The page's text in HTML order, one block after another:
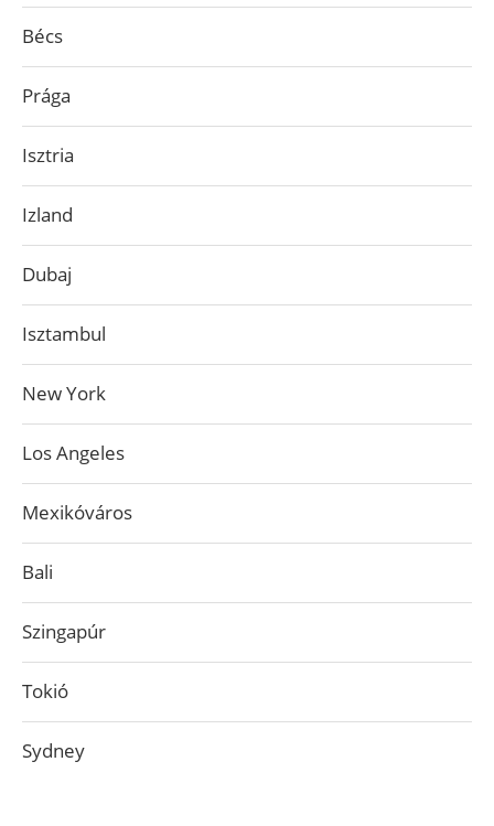
Bécs
Prága
Isztria
Izland
Dubaj
Isztambul
New York
Los Angeles
Mexikóváros
Bali
Szingapúr
Tokió
Sydney